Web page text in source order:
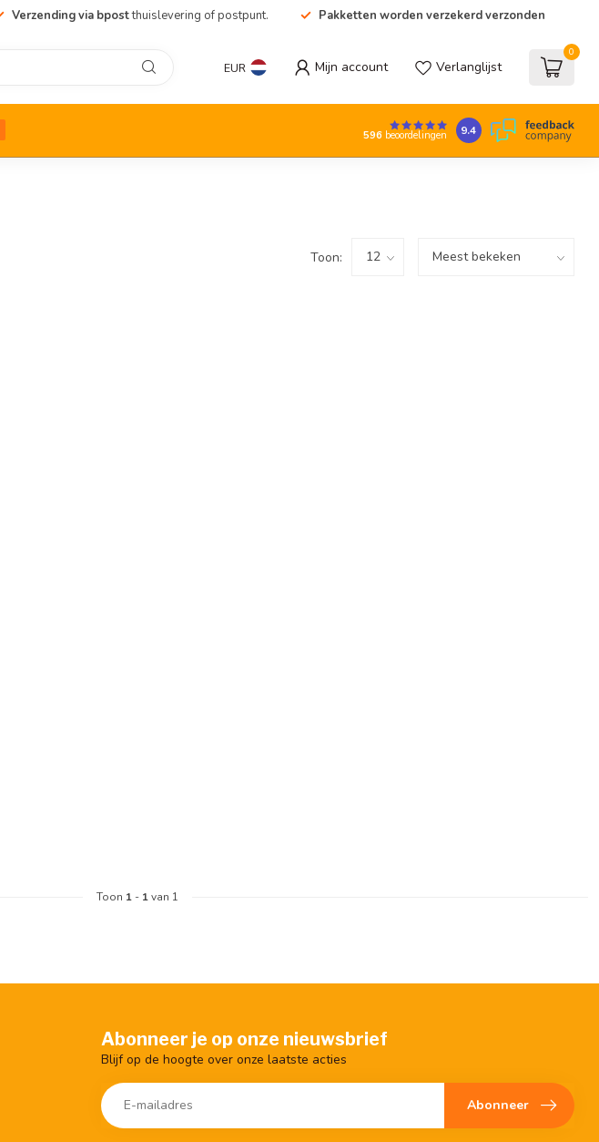
Verzending via bpostthuislevering of postpunt. Pakketten worden verzekerd verzonden
EUR Mijn account Verlanglijst
0
596beoordelingen 9.4
Toon:
Toon 1 - 1van 1
Abonneer je op onze nieuwsbrief
Blijf op de hoogte over onze laatste acties
Abonneer